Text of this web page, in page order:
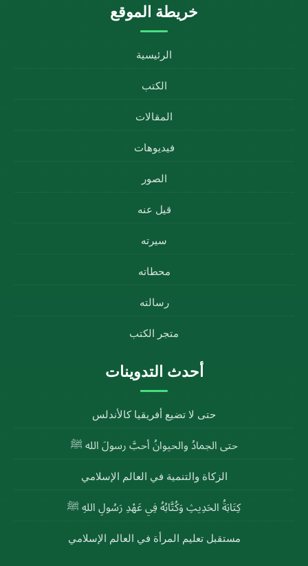
خريطة الموقع
الرئيسية
الكتب
المقالات
فيديوهات
الصور
قيل عنه
سيرته
محطاته
رسالته
متجر الكتب
أحدث التدوينات
حتى لا تضيع أفريقيا كالأندلس
حتى الجمادُ والحيوانُ أحبَّ رسولَ الله ﷺ
الزكاة والتنمية في العالم الإسلامي
كِتَابَةُ الحَدِيثِ وَكُتَّابُهُ فِي عَهْدِ رَسُولِ اللهِ ﷺ
مستقبل تعليم المرأة في العالم الإسلامي